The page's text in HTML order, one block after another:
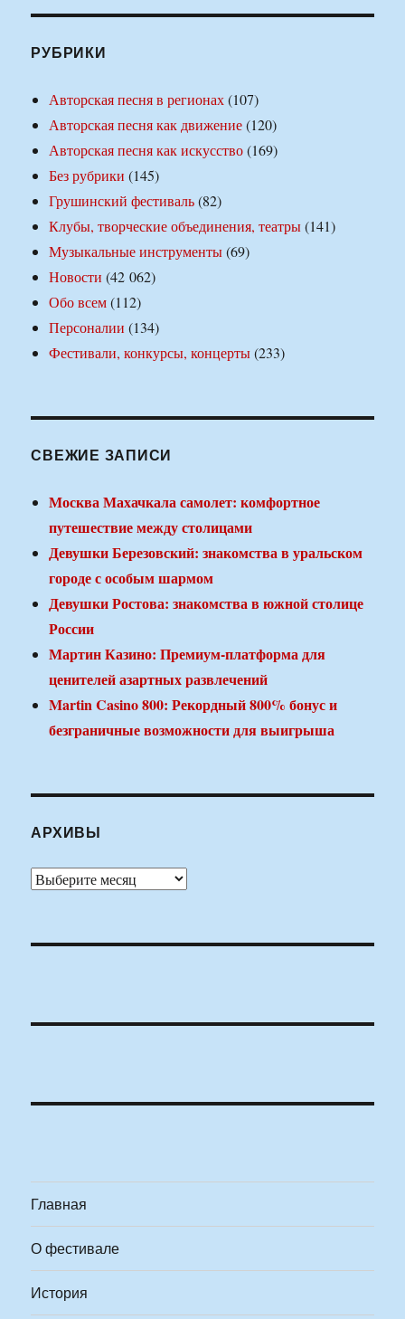
РУБРИКИ
Авторская песня в регионах(107)
Авторская песня как движение(120)
Авторская песня как искусство(169)
Без рубрики (145)
Грушинский фестиваль(82)
Клубы, творческие объединения, театры(141)
Музыкальные инструменты(69)
Новости (42 062)
Обо всем(112)
Персоналии (134)
Фестивали, конкурсы, концерты(233)
СВЕЖИЕ ЗАПИСИ
Москва Махачкала самолет: комфортное
путешествие между столицами
Девушки Березовский: знакомства в уральском
городе с особым шармом
Девушки Ростова: знакомства в южной столице
России
Мартин Казино: Премиум-платформа для
ценителей азартных развлечений
Martin Casino 800: Рекордный 800% бонус и
безграничные возможности для выигрыша
АРХИВЫ
Архивы
Главная
О фестивале
История